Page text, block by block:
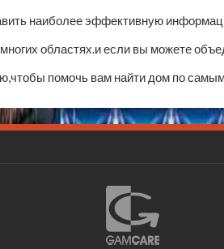
наиболее эффективную
областях.и если вы можете
помочь вам найти дом по